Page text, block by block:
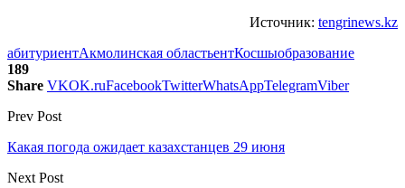
Источник: tengrinews.kz
абитуриентАкмолинская областьентКосшыобразование
189
Share VKOK.ruFacebookTwitterWhatsAppTelegramViber
Prev Post
Какая погода ожидает казахстанцев 29 июня
Next Post